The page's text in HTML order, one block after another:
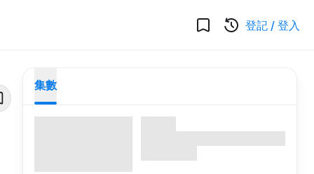
登記 / 登入
集數